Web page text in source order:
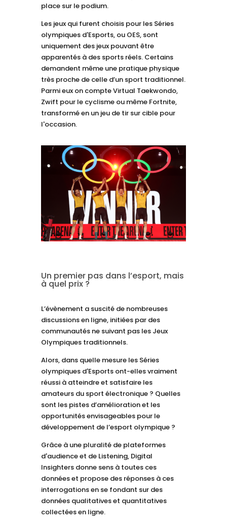
place sur le podium.
Les jeux qui furent choisis pour les Séries
olympiques d'Esports, ou OES, sont
uniquement des jeux pouvant être
apparentés à des sports réels. Certains
demandent même une pratique physique
très proche de celle d’un sport traditionnel.
Parmi eux on compte Virtual Taekwondo,
Zwift pour le cyclisme ou même Fortnite,
transformé en un jeu de tir sur cible pour
l'occasion.
Un premier pas dans l’esport, mais
à quel prix ?
L’évènement a suscité de nombreuses
discussions en ligne, initiées par des
communautés ne suivant pas les Jeux
Olympiques traditionnels.
Alors, dans quelle mesure les Séries
olympiques d'Esports ont-elles vraiment
réussi à atteindre et satisfaire les
amateurs du sport électronique ? Quelles
sont les pistes d’amélioration et les
opportunités envisageables pour le
développement de l’esport olympique ?
Grâce à une pluralité de plateformes
d'audience et de Listening, Digital
Insighters donne sens à toutes ces
données et propose des réponses à ces
interrogations en se fondant sur des
données qualitatives et quantitatives
collectées en ligne.